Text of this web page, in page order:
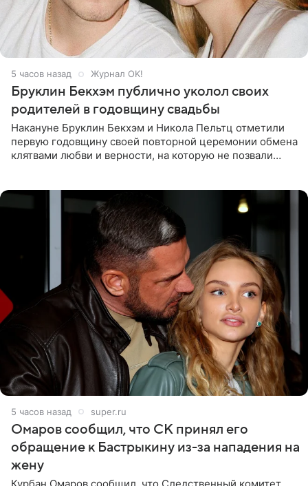
5 часов назад Журнал OK!
Бруклин Бекхэм публично уколол своих
родителей в годовщину свадьбы
Накануне Бруклин Бекхэм и Никола Пельтц отметили
первую годовщину своей повторной церемонии обмена
клятвами любви и верности, на которую не позвали
5 часов назад super.ru
Омаров сообщил, что СК принял его
обращение к Бастрыкину из-за нападения на
жену
Курбан Омаров сообщил, что Следственный комитет